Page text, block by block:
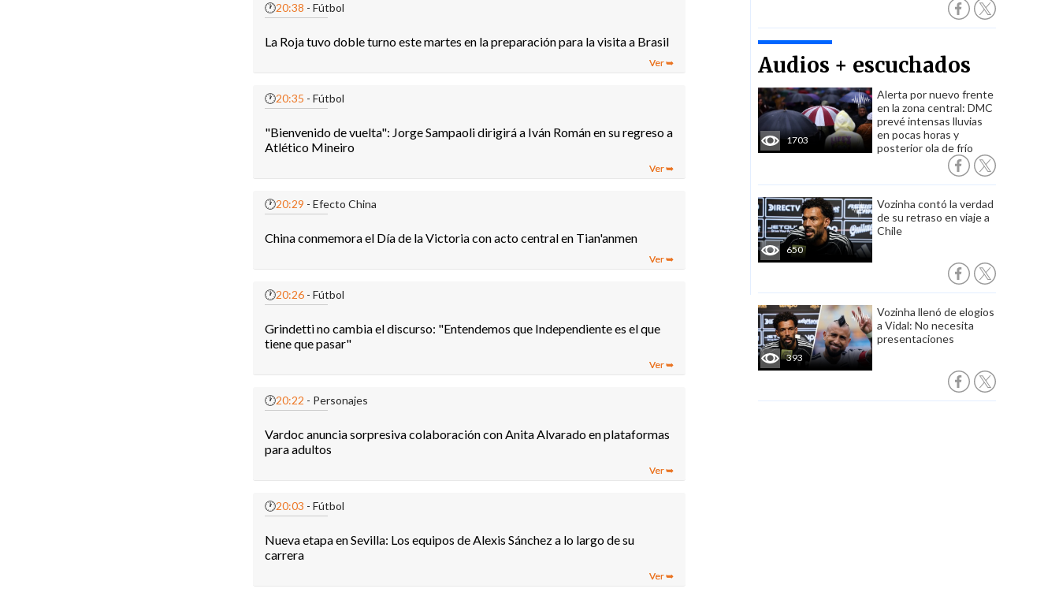
🕐20:38 - Fútbol
La Roja tuvo doble turno este martes en la preparación para la visita a Brasil
🕐20:35 - Fútbol
"Bienvenido de vuelta": Jorge Sampaoli dirigirá a Iván Román en su regreso a
Atlético Mineiro
🕐20:29 - Efecto China
China conmemora el Día de la Victoria con acto central en Tian'anmen
🕐20:26- Fútbol
Grindetti no cambia el discurso: "Entendemos que Independiente es el que
tiene que pasar"
🕐20:22 - Personajes
Vardoc anuncia sorpresiva colaboración con Anita Alvarado en plataformas
para adultos
🕐20:03 - Fútbol
Nueva etapa en Sevilla: Los equipos de Alexis Sánchez a lo largo de su
carrera
Audios + escuchados
1703
Alerta por nuevo frente
en la zona central: DMC
prevé intensas lluvias
en pocas horas y
posterior ola de frío
650
Vozinha contó la verdad
de su retraso en viaje a
Chile
393
Vozinha llenó de elogios
a Vidal: No necesita
presentaciones